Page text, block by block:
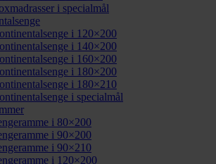
i specialmål
i 120×200
i 140×200
i 160×200
i 180×200
i 180×210
i specialmål
i 80×200
i 90×200
i 90×210
i 120×200